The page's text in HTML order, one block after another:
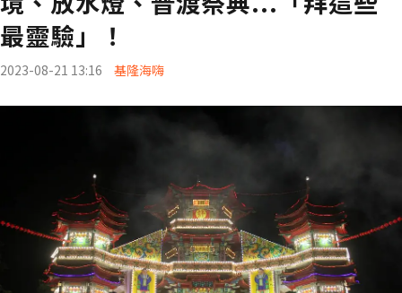
最靈驗」！
2023-08-21 13:16 基隆海嗨